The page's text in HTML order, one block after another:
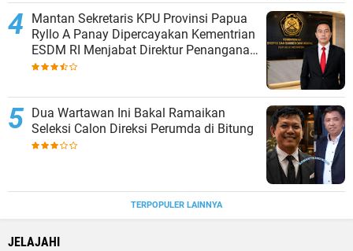
Mantan Sekretaris KPU Provinsi Papua
Ryllo A Panay Dipercayakan Kementrian
ESDM RI Menjabat Direktur Penanganan
Aset Barang Bukti
Dua Wartawan Ini Bakal Ramaikan
Seleksi Calon Direksi Perumda di Bitung
TERPOPULER LAINNYA
JELAJAHI